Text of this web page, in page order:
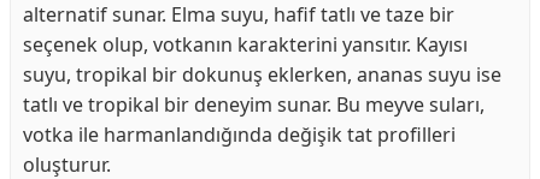
alternatif sunar. Elma suyu, hafif tatlı ve taze bir
seçenek olup, votkanın karakterini yansıtır. Kayısı
suyu, tropikal bir dokunuş eklerken, ananas suyu ise
tatlı ve tropikal bir deneyim sunar. Bu meyve suları,
votka ile harmanlandığında değişik tat profilleri
oluşturur.